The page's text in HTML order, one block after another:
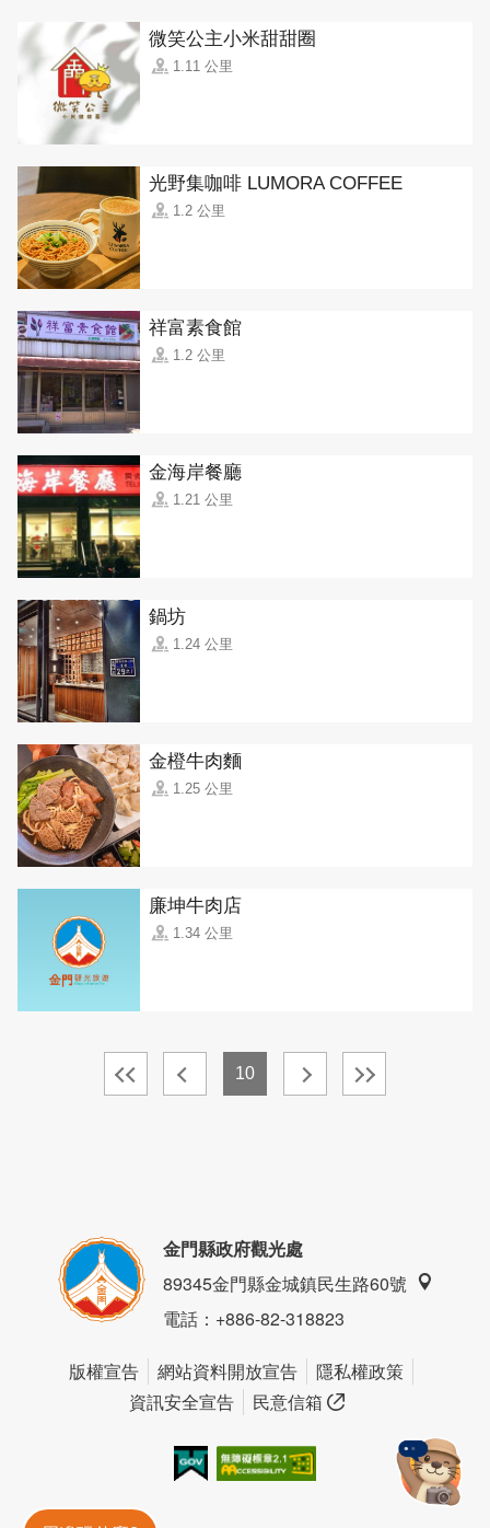
微笑公主小米甜甜圈
1.11 公里
光野集咖啡 LUMORA COFFEE
1.2 公里
祥富素食館
1.2 公里
金海岸餐廳
1.21 公里
鍋坊
1.24 公里
金橙牛肉麵
1.25 公里
廉坤牛肉店
1.34 公里
10
金門縣政府觀光處
89345金門縣金城鎮民生路60號
電話：+886-82-318823
版權宣告 網站資料開放宣告
隱私權政策
資訊安全宣告
民意信箱